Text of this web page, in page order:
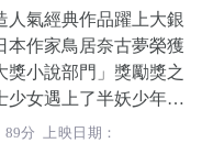
人氣經典作品躍上大銀
本作家鳥居奈古夢榮獲
獎小說部門」獎勵獎之
少女遇上了半妖少年…
89分 上映日期：